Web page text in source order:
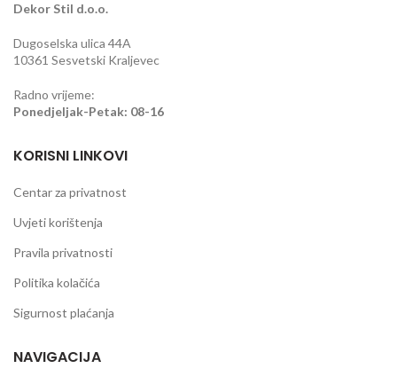
Dekor Stil d.o.o.
Dugoselska ulica 44A
10361 Sesvetski Kraljevec
Radno vrijeme:
Ponedjeljak-Petak: 08-16
KORISNI LINKOVI
Centar za privatnost
Uvjeti korištenja
Pravila privatnosti
Politika kolačića
Sigurnost plaćanja
NAVIGACIJA